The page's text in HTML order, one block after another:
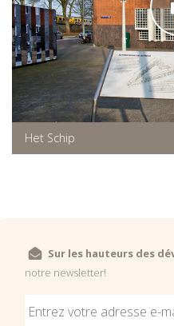
Het Schip
Sur les hauteurs des
notre newsletter!